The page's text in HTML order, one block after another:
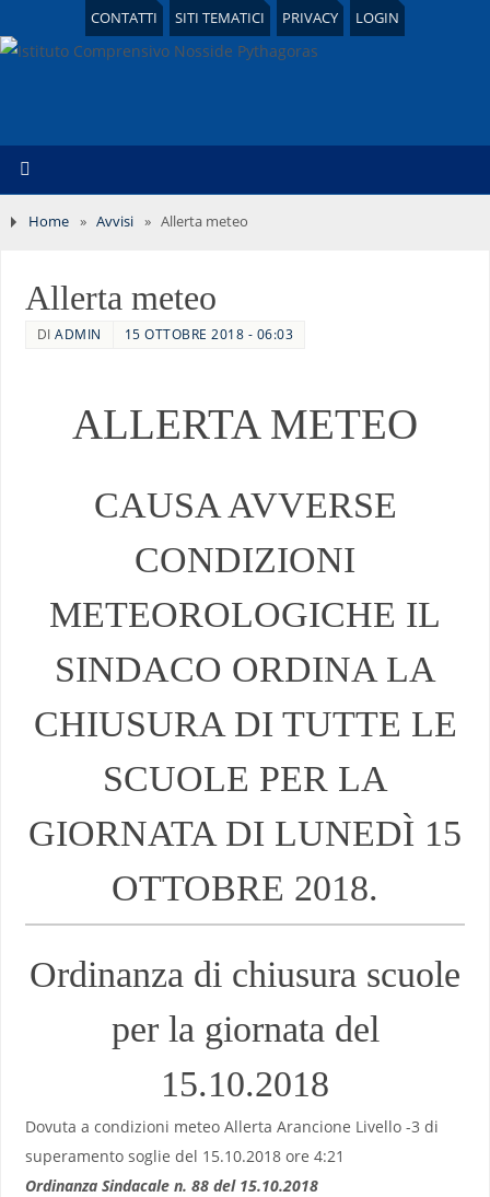
CONTATTI SITI TEMATICI PRIVACY LOGIN
Home » Avvisi » Allerta meteo
Allerta meteo
DIADMIN 15 OTTOBRE 2018 - 06:03
ALLERTA METEO
CAUSA AVVERSE
CONDIZIONI
METEOROLOGICHE IL
SINDACO ORDINA LA
CHIUSURA DI TUTTE LE
SCUOLE PER LA
GIORNATA DI LUNEDÌ 15
OTTOBRE 2018.
Ordinanza di chiusura scuole
per la giornata del
15.10.2018
Dovuta a condizioni meteo Allerta Arancione Livello -3 di
superamento soglie del 15.10.2018 ore 4:21
Ordinanza Sindacale n. 88 del 15.10.2018